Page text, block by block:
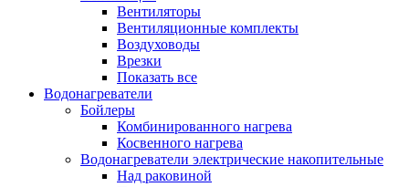
Вентиляторы
Вентиляционные комплекты
Воздуховоды
Врезки
Показать все
Водонагреватели
Бойлеры
Комбинированного нагрева
Косвенного нагрева
Водонагреватели электрические накопительные
Над раковиной